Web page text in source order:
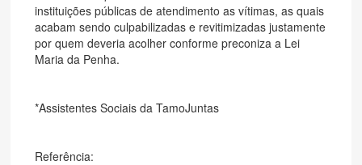
instituições públicas de atendimento as vítimas, as quais
acabam sendo culpabilizadas e revitimizadas justamente
por quem deveria acolher conforme preconiza a Lei
Maria da Penha.
*Assistentes Sociais da TamoJuntas
Referência: